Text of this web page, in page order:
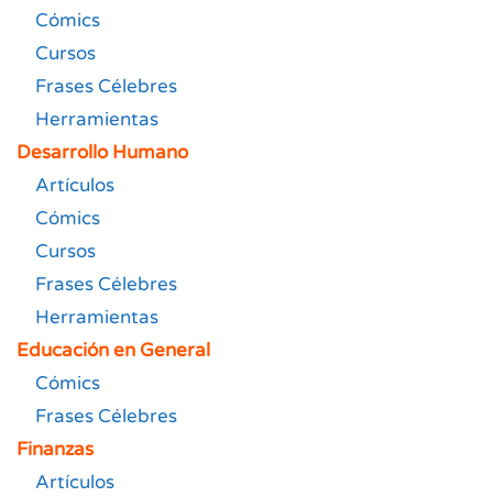
Cómics
Cursos
Frases Célebres
Herramientas
Desarrollo Humano
Artículos
Cómics
Cursos
Frases Célebres
Herramientas
Educación en General
Cómics
Frases Célebres
Finanzas
Artículos